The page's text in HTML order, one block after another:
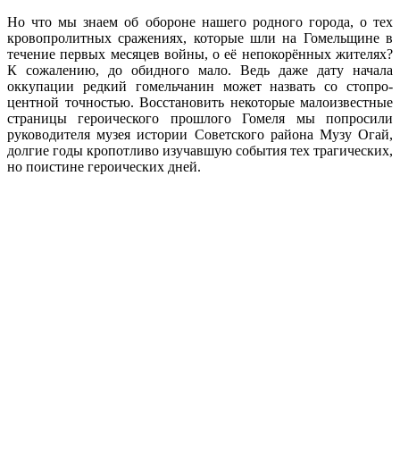
Но что мы знаем об обороне наше­го родного города, о тех
кровопролит­ных сражениях, которые шли на Го­мельщине в
течение первых месяцев войны, о её непокорённых жителях?
К сожалению, до обидного мало. Ведь даже дату начала
оккупации редкий гомельчанин может назвать со стопро­
центной точностью. Восстановить не­которые малоизвестные
страницы ге­роического прошлого Гомеля мы по­просили
руководителя музея истории Советского района Музу Огай,
долгие годы кропотливо изучавшую события тех трагических,
но поистине герои­ческих дней.